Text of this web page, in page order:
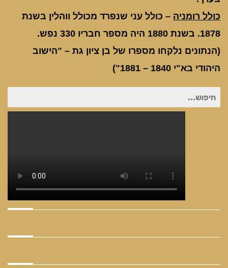
כולל רומניה – כולל עני שנפרד מכולל ווהלין בשנת
1878. בשנת 1880 היה מספר חבריו 330 נפש.
(הנתונים נלקחו מספרו של בן ציון גת – "הישוב
היהודי בא"י 1840 – 1881")
חיפוש
עבור: